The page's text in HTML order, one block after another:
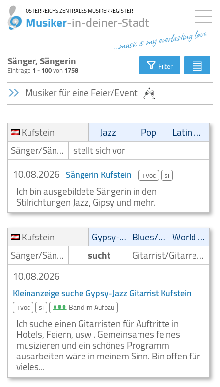
ÖSTERREICHS ZENTRALES MUSIKERREGISTER
Musiker-in-deiner-Stadt
...music is my everlasting love
Sänger, Sängerin
Einträge 1 - 100von 1758 Filter ▤
Musiker für eine Feier/Event
Kufstein Jazz Pop
Latin Musik
Sänger/Sängerin stellt sich vor
10.08.2026 Sängerin Kufstein +voc si
Ich bin ausgebildete Sängerin in den
Stilrichtungen Jazz, Gipsy und mehr.
Kufstein
Gypsy-Jazz Blues/Swing
World Music
Sänger/Sängerin
sucht
Gitarrist/Gitarrenspieler
10.08.2026
Kleinanzeige suche Gypsy-Jazz Gitarrist Kufstein
+voc si Band im Aufbau
Ich suche einen Gitarristen für Auftritte in
Hotels, Feiern, usw . Gemeinsames feines
musizieren und ein schönes Programm
ausarbeiten wäre in meinem Sinn. Bin offen für
vieles...